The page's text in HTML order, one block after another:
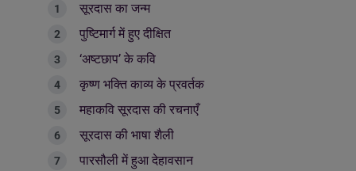
सूरदास का जन्म
पुष्टिमार्ग में हुए दीक्षित
‘अष्टछाप’ के कवि
कृष्ण भक्ति काव्य के प्रवर्तक
महाकवि सूरदास की रचनाएँ
सूरदास की भाषा शैली
पारसौली में हुआ देहावसान